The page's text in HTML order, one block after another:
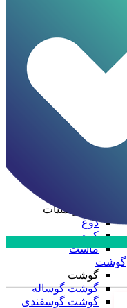
فویل آلومینیومی
ظروف یکبار مصرف
ظروف یکبار مصرف
ظرف پلاستیکی
قاشق، چنگال، کارد
کره و لبنیات
دوغ
کره
ماست
گوشت
گوشت
گوشت گوساله
گوشت گوسفندی